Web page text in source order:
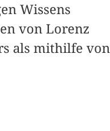
Wissens
von Lorenz
als mithilfe von